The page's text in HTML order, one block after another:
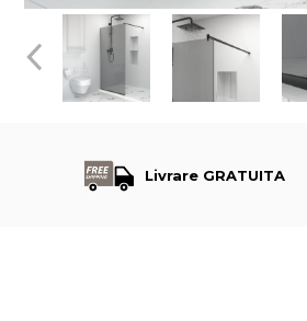
Livrare GRATUITA